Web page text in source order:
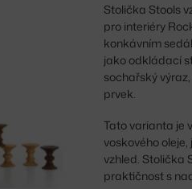
Stolička Stools
pro interiéry
konkávním
jako odkládací
sochařský
prvek.
Tato varianta je
voskového
vzhled. Stolička
praktičnost s